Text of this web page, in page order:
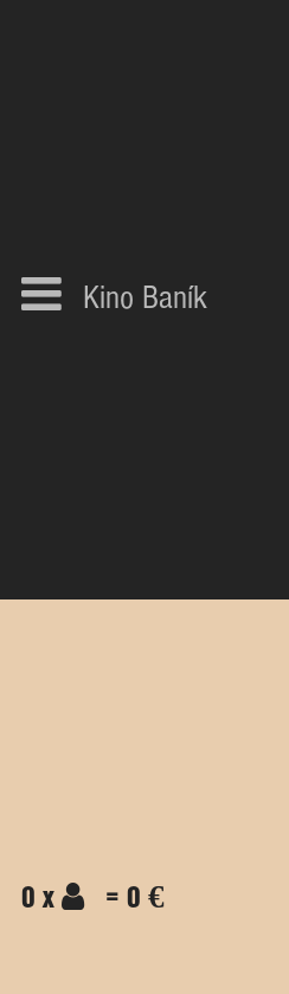
Kino Baník
0 x = 0 €